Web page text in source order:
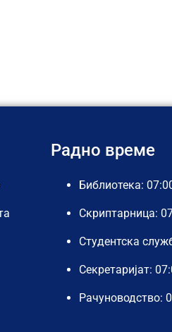
Радно време
Библиотека:
Скриптарница:
Студентска
Секретаријат:
Рачуноводство: